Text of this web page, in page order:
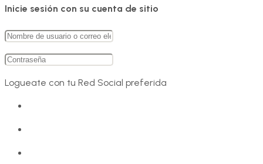
Inicie sesión con su cuenta de sitio
Logueate con tu Red Social preferida